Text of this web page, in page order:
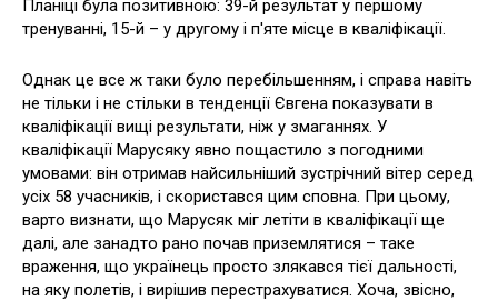
Планіці була позитивною: 39-й результат у першому
тренуванні, 15-й – у другому і п'яте місце в кваліфікації.
Однак це все ж таки було перебільшенням, і справа навіть
не тільки і не стільки в тенденції Євгена показувати в
кваліфікації вищі результати, ніж у змаганнях. У
кваліфікації Марусяку явно пощастило з погодними
умовами: він отримав найсильніший зустрічний вітер серед
усіх 58 учасників, і скористався цим сповна. При цьому,
варто визнати, що Марусяк міг летіти в кваліфікації ще
далі, але занадто рано почав приземлятися – таке
враження, що українець просто злякався тієї дальності,
на яку полетів, і вирішив перестрахуватися. Хоча, звісно,